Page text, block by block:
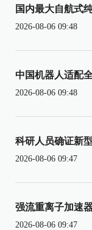
国内最大自航式
2026-08-06 09:48
中国机器人适配
2026-08-06 09:48
科研人员确证新
2026-08-06 09:47
强流重离子加速
2026-08-06 09:47